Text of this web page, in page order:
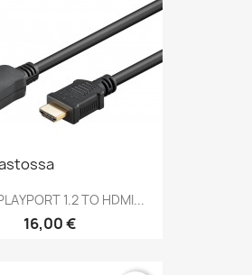
1.2 TO HDMI...
Hinta
16,00 €